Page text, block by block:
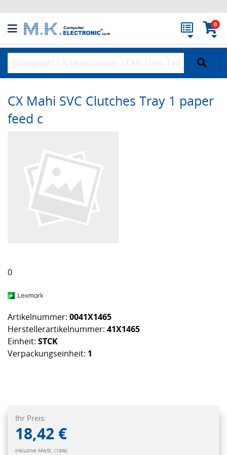
0
CX Mahi SVC Clutches Tray 1 paper
feed c
0
Artikelnummer: 0041X1465
Herstellerartikelnummer: 41X1465
Einheit: STCK
Verpackungseinheit: 1
Ihr Preis:
18,42 €
Inklusive MwSt. (19%)